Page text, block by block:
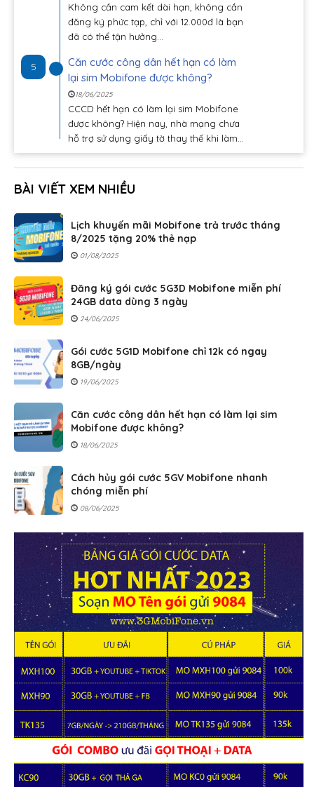
Không cần cam kết dài hạn, không cần
đăng ký phức tạp, chỉ với 12.000đ là bạn
đã có thể tận hưởng...
5
Căn cước công dân hết hạn có làm
lại sim Mobifone được không?
18/06/2025
CCCD hết hạn có làm lại sim Mobifone
được không? Hiện nay, nhà mạng chưa
hỗ trợ sử dụng giấy tờ thay thế khi làm...
BÀI VIẾT XEM NHIỀU
Lịch khuyến mãi Mobifone trả trước tháng
8/2025 tặng 20% thẻ nạp
01/08/2025
Đăng ký gói cước 5G3D Mobifone miễn phí
24GB data dùng 3 ngày
24/06/2025
Gói cước 5G1D Mobifone chỉ 12k có ngay
8GB/ngày
19/06/2025
Căn cước công dân hết hạn có làm lại sim
Mobifone được không?
18/06/2025
Cách hủy gói cước 5GV Mobifone nhanh
chóng miễn phí
08/06/2025